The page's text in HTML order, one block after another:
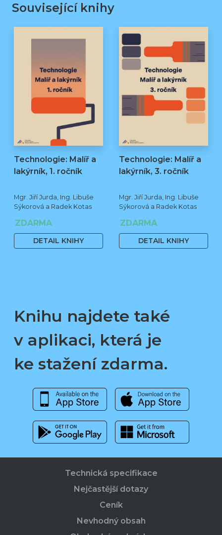
Související knihy
Technologie: Malíř a
lakýrník, 1. ročník
Mgr. Jiří Jurda, Ing. Libuše
Sýkorová a Radek Kotas
ZDARMA
DETAIL KNIHY
Technologie: Malíř a
lakýrník, 3. ročník
Mgr. Jiří Jurda, Ing. Libuše
Sýkorová a Radek Kotas
ZDARMA
DETAIL KNIHY
Knihu najdete také
v aplikaci, která je
ke stažení zdarma.
Technická specifikace
Nejčastější dotazy
Ceník
Nevhodný obsah